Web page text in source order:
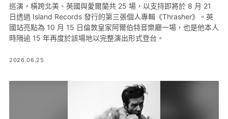
巡演，橫跨北美、英國與愛爾蘭共 25 場，以支持即將於 8 月 21
日透過 Island Records 發行的第三張個人專輯《Thrasher》。英
國站亮點為 10 月 15 日倫敦皇家阿爾伯特音樂廳一場，也是他本人
時隔逾 15 年再度於該場地以完整演出形式登台。
2026.06.25